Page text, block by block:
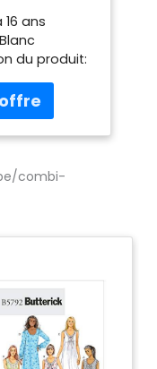
Blanc 22
16 ans
du produit:
comprend
robe, et
avec
à nouer,
combi-